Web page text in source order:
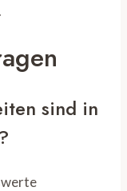
sind in